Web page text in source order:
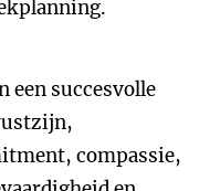
een succesvolle
compassie,